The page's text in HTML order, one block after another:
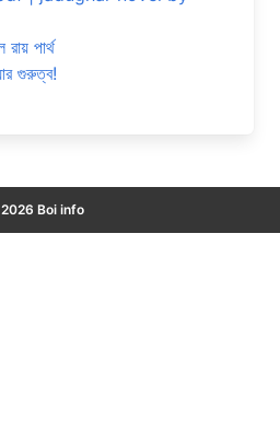
পার্থ
গুরুত্ব!
Boi info